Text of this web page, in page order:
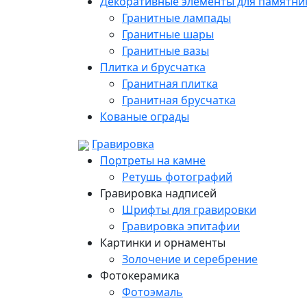
Гранитные лампады
Гранитные шары
Гранитные вазы
Плитка и брусчатка
Гранитная плитка
Гранитная брусчатка
Кованые ограды
Гравировка
Портреты на камне
Ретушь фотографий
Гравировка надписей
Шрифты для гравировки
Гравировка эпитафии
Картинки и орнаменты
Золочение и серебрение
Фотокерамика
Фотоэмаль